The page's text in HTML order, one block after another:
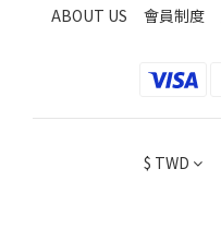
ABOUT US 會員制度
$ TWD